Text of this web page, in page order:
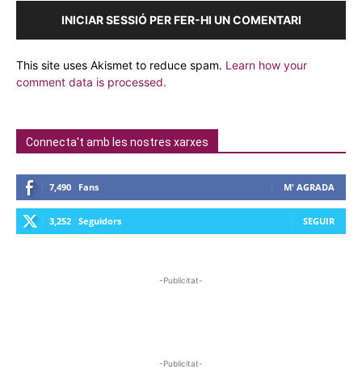
INICIAR SESSIÓ PER FER-HI UN COMENTARI
This site uses Akismet to reduce spam. Learn how your
comment data is processed.
Connecta't amb les nostres xarxes
7,490 Fans M' AGRADA
3,252 Seguidors SEGUIR
-Publicitat-
-Publicitat-